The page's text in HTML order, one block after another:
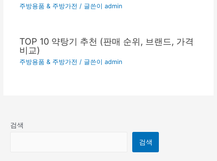
주방용품 & 주방가전 / 글쓴이admin
TOP 10 약탕기 추천 (판매 순위, 브랜드, 가격
비교)
주방용품 & 주방가전 / 글쓴이admin
검색
검색